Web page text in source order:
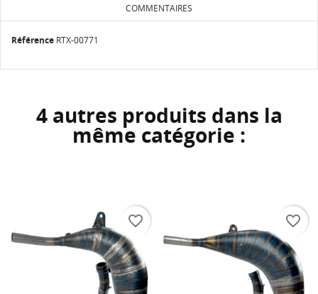
COMMENTAIRES
Référence RTX-00771
4 autres produits dans la
même catégorie :
favorite_border favorite_border